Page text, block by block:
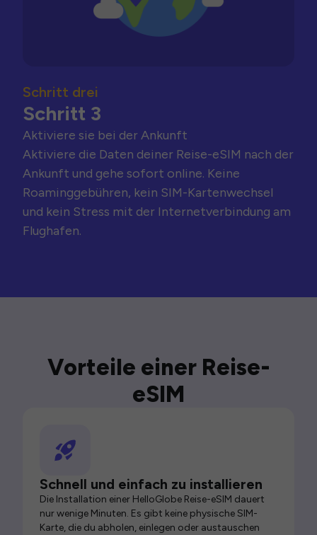
Schritt drei
Schritt 3
Aktiviere sie bei der Ankunft
Aktiviere die Daten deiner Reise-eSIM nach der
Ankunft und gehe sofort online. Keine
Roaminggebühren, kein SIM-Kartenwechsel
und kein Stress mit der Internetverbindung am
Flughafen.
Vorteile einer Reise-
eSIM
Schnell und einfach zu installieren
Die Installation einer HelloGlobe Reise-eSIM dauert
nur wenige Minuten. Es gibt keine physische SIM-
Karte, die du abholen, einlegen oder austauschen